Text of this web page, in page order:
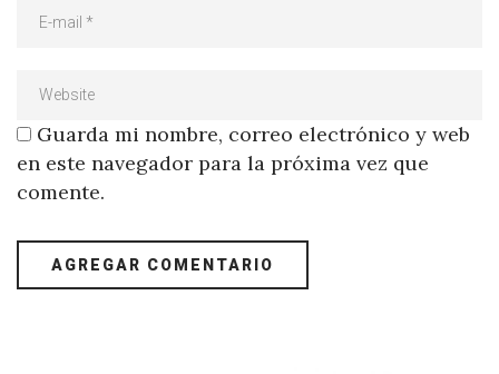
Guarda mi nombre, correo electrónico y web
en este navegador para la próxima vez que
comente.